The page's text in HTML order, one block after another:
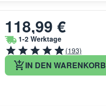
118,99 €
1-2 Werktage
(193)
IN DEN WARENKORB